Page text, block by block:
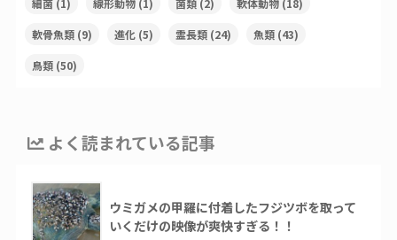
軟骨魚類(9) 進化(5) 霊長類(24) 魚類(43)
鳥類(50)
よく読まれている記事
ウミガメの甲羅に付着したフジツボを取って
いくだけの映像が爽快すぎる！！